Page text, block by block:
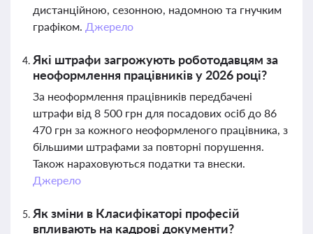
дистанційною, сезонною, надомною та гнучким
графіком. Джерело
Які штрафи загрожують роботодавцям за
неоформлення працівників у 2026 році?
За неоформлення працівників передбачені
штрафи від 8 500 грн для посадових осіб до 86
470 грн за кожного неоформленого працівника, з
більшими штрафами за повторні порушення.
Також нараховуються податки та внески.
Джерело
Як зміни в Класифікаторі професій
впливають на кадрові документи?